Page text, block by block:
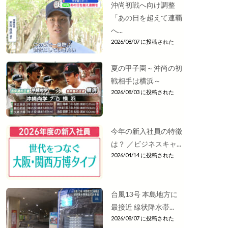
沖尚初戦へ向け調整
「あの日を超えて連覇
へ...
2026/08/07 に投稿された
夏の甲子園～沖尚の初
戦相手は横浜～
2026/08/03 に投稿された
今年の新入社員の特徴
は？ ／ビジネスキャ...
2026/04/14 に投稿された
台風13号 本島地方に
最接近 線状降水帯...
2026/08/07 に投稿された